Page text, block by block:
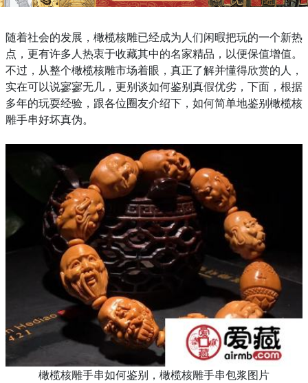
随着社会的发展，橄榄核雕已经成为人们闲暇把玩的一个新热
点，更有许多人热衷于收藏其中的名家精品，以便保值增值。
不过，从整个橄榄核雕市场着眼，真正了解并懂得欣赏的人，
实在可以说寥寥无几，更别谈如何鉴别真假优劣，下面，根据
多年的玩耍经验，跟各位圈友介绍下，如何简单地鉴别橄榄核
雕手串好坏真伪。
橄榄核雕手串如何鉴别，橄榄核雕手串包浆图片